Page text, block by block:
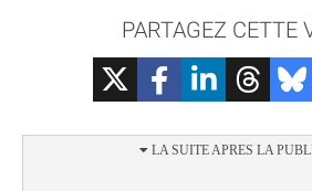
PARTAGEZ CETTE